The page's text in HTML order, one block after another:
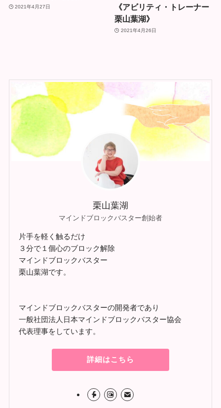
2021年4月27日
《アビリティ・トレーナー
栗山葉湖》
2021年4月26日
栗山葉湖
マインドブロックバスター創始者
片手を軽く触るだけ
３分で１個心のブロック解除
マインドブロックバスター
栗山葉湖です。
マインドブロックバスターの開発者であり
一般社団法人日本マインドブロックバスター協会
代表理事をしています。
詳細はこちら